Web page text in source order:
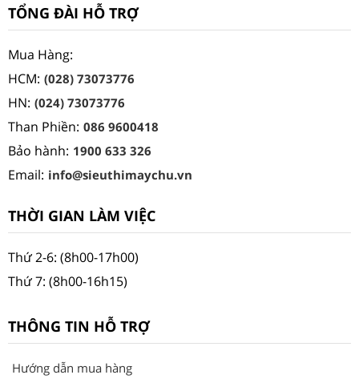
TỔNG ĐÀI HỖ TRỢ
Mua Hàng:
HCM: (028) 73073776
HN: (024) 73073776
Than Phiền: 086 9600418
Bảo hành: 1900 633 326
Email: info@sieuthimaychu.vn
THỜI GIAN LÀM VIỆC
Thứ 2-6: (8h00-17h00)
Thứ 7: (8h00-16h15)
THÔNG TIN HỖ TRỢ
Hướng dẫn mua hàng